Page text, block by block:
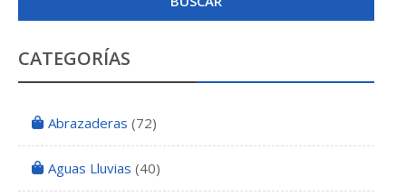
CATEGORÍAS
Abrazaderas (72)
Aguas Lluvias (40)